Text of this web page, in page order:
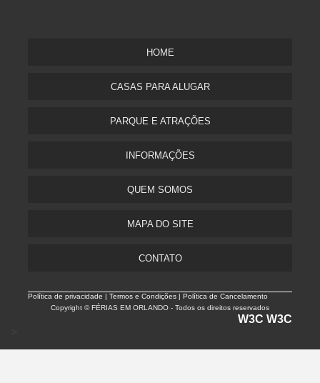
HOME
CASAS PARA ALUGAR
PARQUE E ATRAÇÕES
INFORMAÇÕES
QUEM SOMOS
MAPA DO SITE
CONTATO
Política de privacidade |Termos e Condições | Política de Cancelamento
Copyright © FÉRIAS EM ORLANDO - Todos os direitos reservados
W3C W3C